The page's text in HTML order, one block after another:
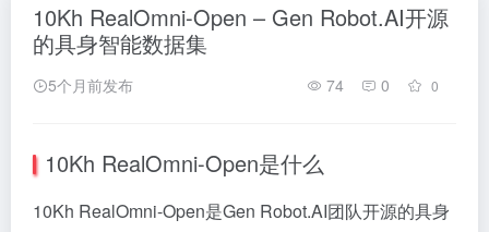
10Kh RealOmni-Open – Gen Robot.AI开源
的具身智能数据集
5个月前发布 74 0 0
10Kh RealOmni-Open是什么
10Kh RealOmni-Open是Gen Robot.AI团队开源的具身